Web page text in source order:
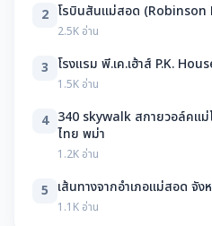
2 โรบินสันแม่สอด (Robinson
2.5K อ่าน
3 โรงแรม พี.เค.เฮ้าส์ P.K.
1.5K อ่าน
4 340 skywalk สกายวอล์คแม่โกนเกน จุดชมวิ
ไทย พม่า
1.2K อ่าน
5 เส้นทางจากอำเภอแม่สอด จัง
1.1K อ่าน